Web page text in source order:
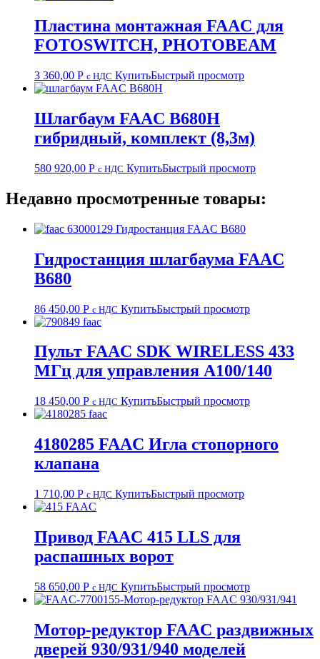
Пластина монтажная FAAC для
FOTOSWITCH, PHOTOBEAM
3 360,00 Р с НДС КупитьБыстрый просмотр
Шлагбаум FAAC B680H
гибридный, комплект (8,3м)
580 920,00 Р с НДС КупитьБыстрый просмотр
Недавно просмотренные товары:
Гидростанция шлагбаума FAAC
В680
86 450,00 Р с НДС КупитьБыстрый просмотр
Пульт FAAC SDK WIRELESS 433
МГц для управления А100/140
18 450,00 Р с НДС КупитьБыстрый просмотр
4180285 FAAC Игла стопорного
клапана
1 710,00 Р с НДС КупитьБыстрый просмотр
Привод FAAC 415 LLS для
распашных ворот
58 650,00 Р с НДС КупитьБыстрый просмотр
Мотор-редуктор FAAC раздвижных
дверей 930/931/940 моделей